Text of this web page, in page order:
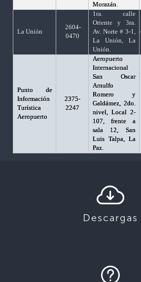
Morazán.
La Unión
2604-
0470
1ra. calle
Oriente y 3ra.
Av. Norte # 3-1,
La Unión, La
Unión.
Punto de
Información
Turística
Aeropuerto
2375-
2247
Aeropuerto
Internacional
San Oscar
Arnulfo
Romero y
Galdámez, 2do.
nivel, Local 2-
107, frente a
sala 12, San
Luis Talpa, La
Paz.
Descargas